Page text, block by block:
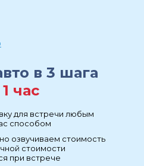
в 3 шага
час
для встречи любым
способом
озвучиваем стоимость
стоимости
при встрече